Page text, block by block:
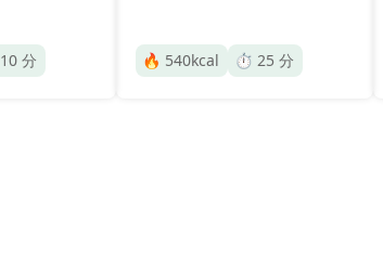
10 分 🔥 540kcal ⏱️ 25 分